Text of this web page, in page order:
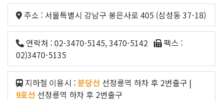
주소 : 서울특별시 강남구 봉은사로 405 (삼성동 37-18)
연락처 : 02-3470-5145, 3470-5142
팩스 :
02)3470-5135
지하철 이용시 :분당선 선정릉역 하차 후 2번출구 |
9호선 선정릉역 하차 후 2번출구